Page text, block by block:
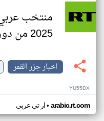
منتخب
2025 من دور المجموعات
اخبار جزر القمر
YU55DX
ار تي عربي• arabic.rt.com